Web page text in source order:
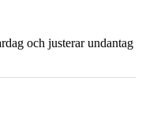
och justerar undantag